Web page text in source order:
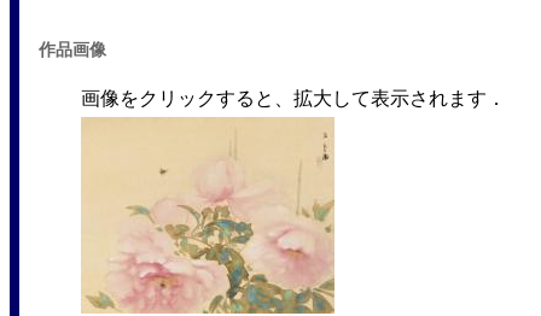
作品画像
画像をクリックすると、拡大して表示されます．